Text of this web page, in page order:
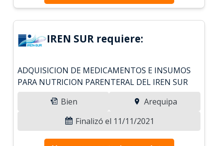
IREN SUR requiere:
ADQUISICION DE MEDICAMENTOS E INSUMOS
PARA NUTRICION PARENTERAL DEL IREN SUR
Bien
Arequipa
Finalizó el 11/11/2021